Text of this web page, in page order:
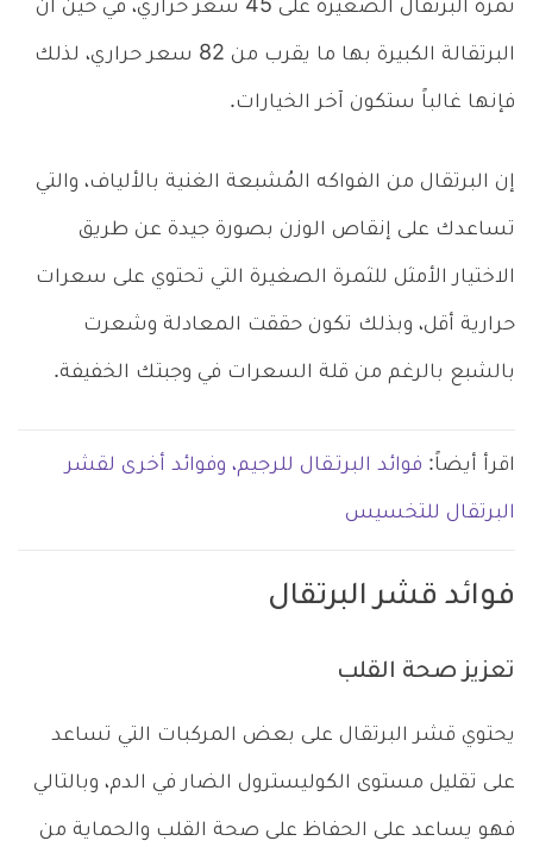
ثمرة البرتقال الصغيرة على 45 سعر حراري، في حين أن
البرتقالة الكبيرة بها ما يقرب من 82 سعر حراري، لذلك
فإنها غالباً ستكون آخر الخيارات.
إن البرتقال من الفواكه المُشبعة الغنية بالألياف، والتي
تساعدك على إنقاص الوزن بصورة جيدة عن طريق
الاختيار الأمثل للثمرة الصغيرة التي تحتوي على سعرات
حرارية أقل، وبذلك تكون حققت المعادلة وشعرت
بالشبع بالرغم من قلة السعرات في وجبتك الخفيفة.
اقرأ أيضاً: فوائد البرتـقال للرجيم، وفوائد أخرى لقشر
البرتقال للتخسيس
فوائد قشر البرتقال
تعزيز صحة القلب
يحتوي قشر البرتقال على بعض المركبات التي تساعد
على تقليل مستوى الكوليسترول الضار في الدم، وبالتالي
فهو يساعد على الحفاظ على صحة القلب والحماية من